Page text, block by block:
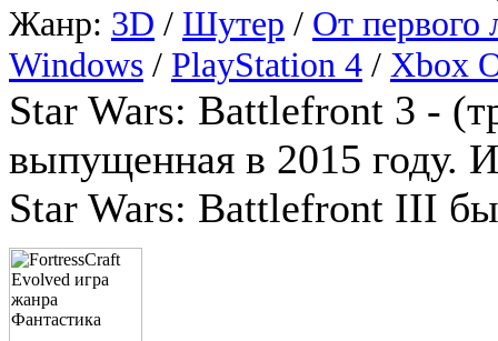
Жанр: 3D / Шутер / От первого
Windows / PlayStation 4 / Xbox
Star Wars: Battlefront 3 -
выпущенная в 2015 году.
Star Wars: Battlefront III